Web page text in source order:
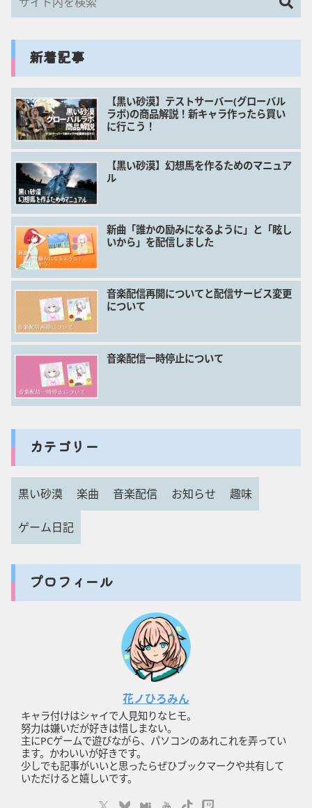
新着記事
【黒い砂漠】テストサーバー(グローバル
ラボ)の商品解説！新キャラ作ったら買い
に行こう！
【黒い砂漠】幻想馬を作るためのマニュア
ル
新曲「誰かの励みになるように」と「眩し
いから」を配信しました
音楽配信再開についてと配信サービス変更
について
音楽配信一時停止について
カテゴリー
黒い砂漠 楽曲 音楽配信 お知らせ 趣味
ゲーム日記
プロフィール
花ノひろみん
キャラ付けはシャイで人見知りなヒモ。
努力は嫌いだが好きは惜しまない。
主にPCゲームで遊びながら、パソコンのあれこれを弄ってい
ます。かわいいが好きです。
少しでも記事がいいと思ったらぜひブックマークや共有して
いただけると嬉しいです。